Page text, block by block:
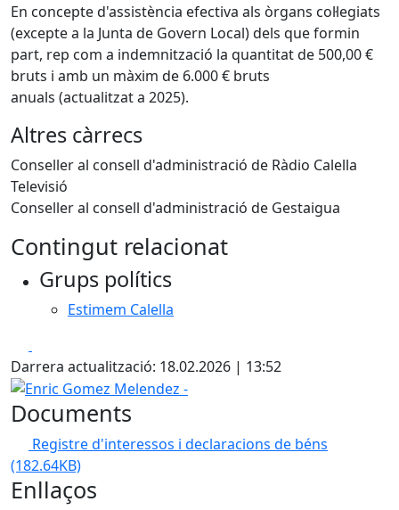
En concepte d'assistència efectiva als òrgans col·legiats
(excepte a la Junta de Govern Local) dels que formin
part, rep com a indemnització la quantitat de 500,00 €
bruts i amb un màxim de 6.000 € bruts
anuals (actualitzat a 2025).
Altres càrrecs
Conseller al consell d'administració de Ràdio Calella
Televisió
Conseller al consell d'administració de Gestaigua
Contingut relacionat
Grups polítics
Estimem Calella
Darrera actualització: 18.02.2026 | 13:52
Enric Gomez Melendez -
Documents
Registre d'interessos i declaracions de béns
(182.64KB)
Enllaços